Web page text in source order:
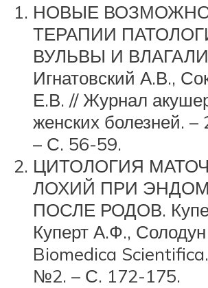
НОВЫЕ
ТЕРАПИИ
ВУЛЬВЫ И
Игнатовский А.В.,
Е.В. // Журнал
женских болезней.
– С. 56-59.
ЦИТОЛОГИЯ
ЛОХИЙ ПРИ
ПОСЛЕ РОДОВ.
Куперт А.Ф.,
Biomedica
№2. – С. 172-175.